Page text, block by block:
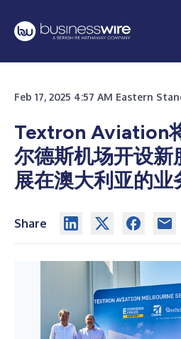
Feb 17, 2025 4:57 AM Eastern
Textron Aviation
尔德斯机场开设新
展在澳大利亚的业
Share